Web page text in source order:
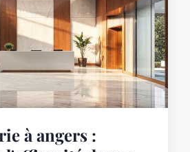
à angers :